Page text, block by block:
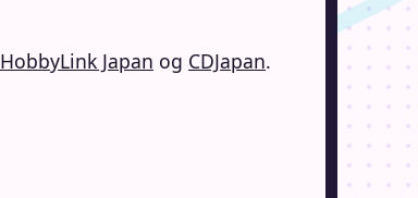
HobbyLink Japan og CDJapan.